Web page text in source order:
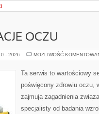
OCZU
- 2026 MOŻLIWOŚĆ
Ta serwis to wartościowy
poświęcony zdrowiu oczu,
zajmują zagadnienia
specjalisty od badania